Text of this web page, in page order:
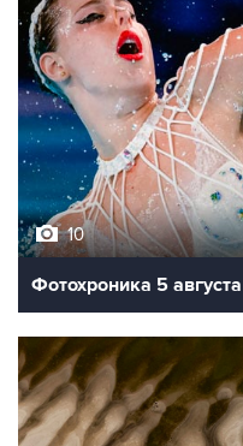
10
Фотохроника 5 августа